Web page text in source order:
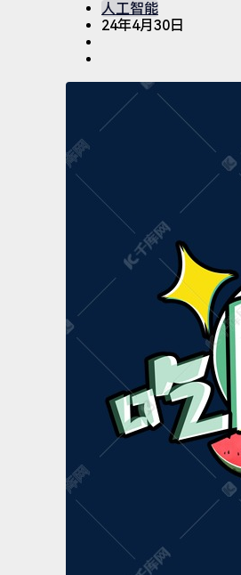
人工智能
24年4月30日